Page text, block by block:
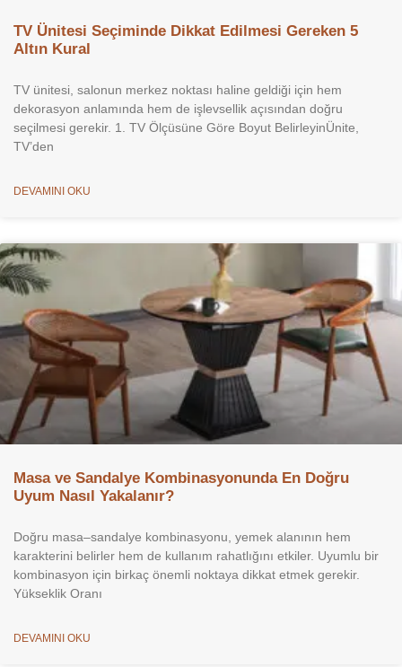
TV Ünitesi Seçiminde Dikkat Edilmesi Gereken 5
Altın Kural
TV ünitesi, salonun merkez noktası haline geldiği için hem
dekorasyon anlamında hem de işlevsellik açısından doğru
seçilmesi gerekir. 1. TV Ölçüsüne Göre Boyut BelirleyinÜnite,
TV’den
DEVAMINI OKU
Masa ve Sandalye Kombinasyonunda En Doğru
Uyum Nasıl Yakalanır?
Doğru masa–sandalye kombinasyonu, yemek alanının hem
karakterini belirler hem de kullanım rahatlığını etkiler. Uyumlu bir
kombinasyon için birkaç önemli noktaya dikkat etmek gerekir.
Yükseklik Oranı
DEVAMINI OKU